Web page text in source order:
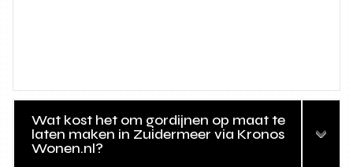
Wat kost het om gordijnen op maat te
laten maken in Zuidermeer via Kronos
Wonen.nl?